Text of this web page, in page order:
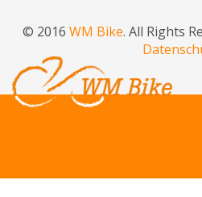
© 2016 WM Bike. All Rights